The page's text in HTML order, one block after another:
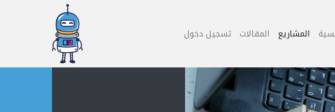
المشاريع المقالات تسجيل دخول